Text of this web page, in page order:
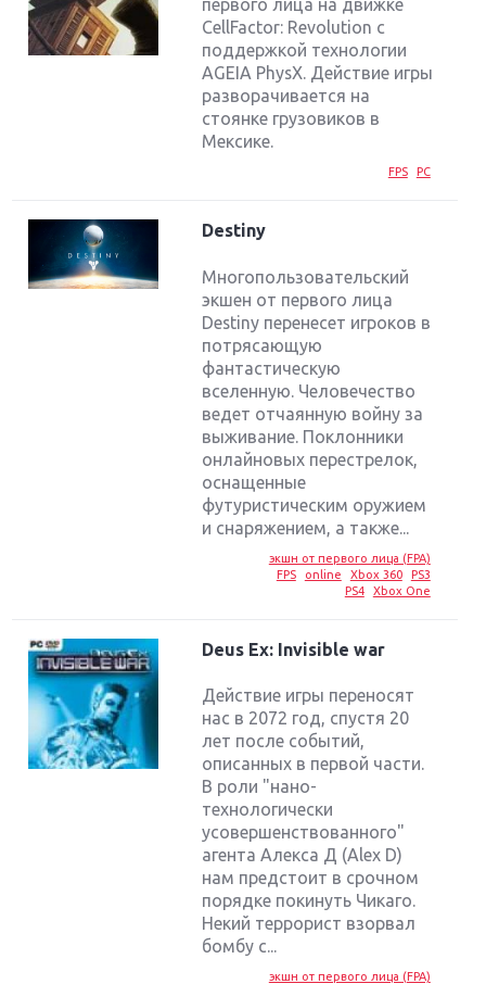
первого лица на движке
CellFactor: Revolution с
поддержкой технологии
AGEIA PhysX. Действие игры
разворачивается на
стоянке грузовиков в
Мексике.
FPS PC
Destiny
Многопользовательский
экшен от первого лица
Destiny перенесет игроков в
потрясающую
фантастическую
вселенную. Человечество
ведет отчаянную войну за
выживание. Поклонники
онлайновых перестрелок,
оснащенные
футуристическим оружием
и снаряжением, а также...
экшн от первого лица (FPA)
FPS
online Xbox 360
PS3
PS4
Xbox One
Deus Ex: Invisible war
Действие игры переносят
нас в 2072 год, спустя 20
лет после событий,
описанных в первой части.
В роли "нано-
технологически
усовершенствованного"
агента Алекса Д (Alex D)
нам предстоит в срочном
порядке покинуть Чикаго.
Некий террорист взорвал
бомбу с...
экшн от первого лица (FPA)